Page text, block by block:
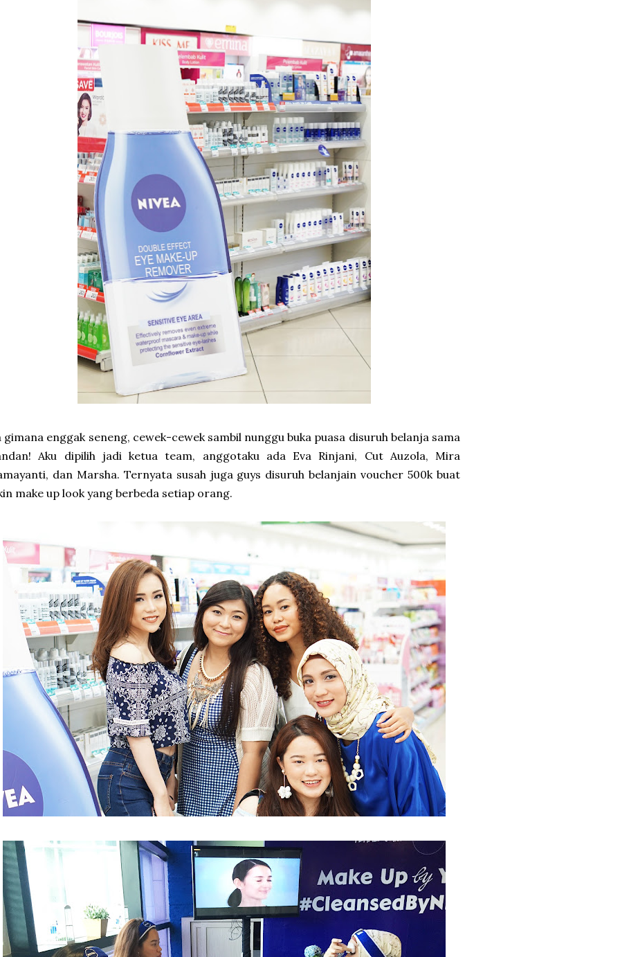
gimana enggak seneng, cewek-cewek sambil nunggu buka puasa disuruh belanja sama
Aku dipilih jadi ketua team, anggotaku ada Eva Rinjani, Cut Auzola, Mira
dan Marsha. Ternyata susah juga guys disuruh belanjain voucher 500k buat
make up look yang berbeda setiap orang.